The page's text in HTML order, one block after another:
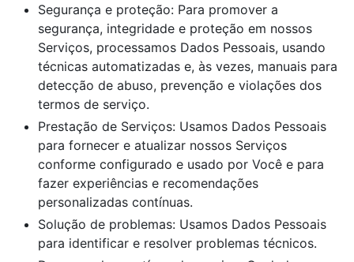
Segurança e proteção: Para promover a
segurança, integridade e proteção em nossos
Serviços, processamos Dados Pessoais, usando
técnicas automatizadas e, às vezes, manuais para
detecção de abuso, prevenção e violações dos
termos de serviço.
Prestação de Serviços: Usamos Dados Pessoais
para fornecer e atualizar nossos Serviços
conforme configurado e usado por Você e para
fazer experiências e recomendações
personalizadas contínuas.
Solução de problemas: Usamos Dados Pessoais
para identificar e resolver problemas técnicos.